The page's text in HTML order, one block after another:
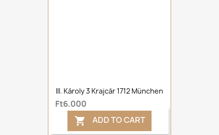
III. Károly 3 Krajcár 1712 München
Ft6,000
 ADD TO CART